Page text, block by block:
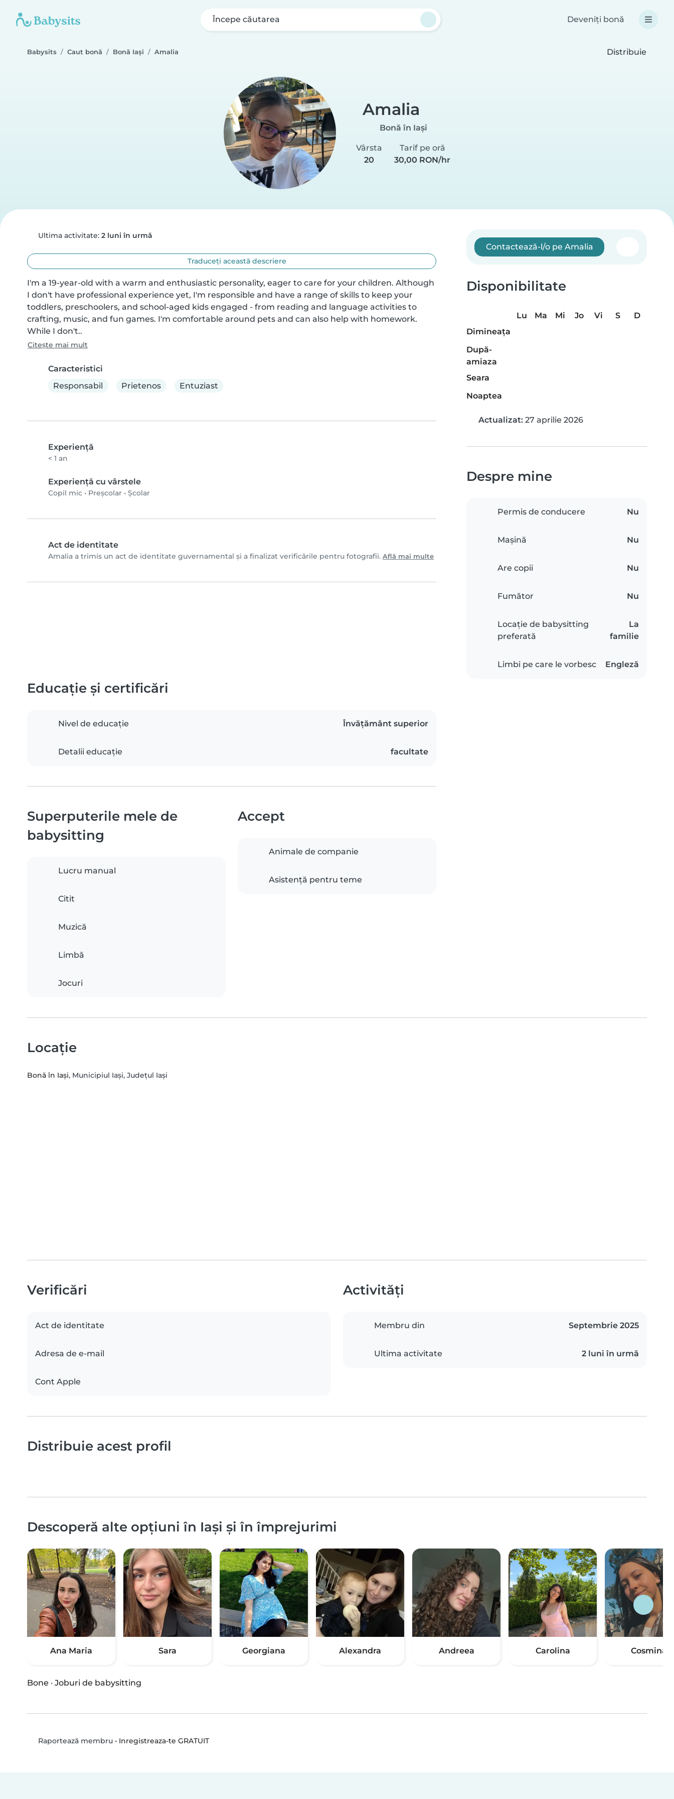
Începe căutarea Deveniți bonă
Babysits Caut bonă Bonă Iași Amalia Distribuie
Amalia
Bonă în Iași
Vârsta
20
Tarif pe oră
30,00 RON/hr
Ultima activitate: 2 luni în urmă
Traduceți această descriere
I'm a 19-year-old with a warm and enthusiastic personality, eager to care for your children. Although
I don't have professional experience yet, I'm responsible and have a range of skills to keep your
toddlers, preschoolers, and school-aged kids engaged - from reading and language activities to
crafting, music, and fun games. I'm comfortable around pets and can also help with homework.
While I don't..
Citește mai mult
Caracteristici
Responsabil
Prietenos Entuziast
Experienţă
< 1 an
Experiență cu vârstele
Copil mic • Preșcolar • Școlar
Act de identitate
Amalia a trimis un act de identitate guvernamental și a finalizat verificările pentru fotografii. Află mai multe
Contactează-l/o pe Amalia
Disponibilitate
Lu Ma Mi Jo Vi S
D
Dimineaţa
După-
amiaza
Seara
Noaptea
Actualizat: 27 aprilie 2026
Despre mine
Permis de conducere Nu
Mașină Nu
Are copii Nu
Fumător Nu
Locație de babysitting
preferată
La
familie
Limbi pe care le vorbesc Engleză
Educație și certificări
Nivel de educație Învățământ superior
Detalii educație facultate
Superputerile mele de
babysitting
Lucru manual
Citit
Muzică
Limbă
Jocuri
Accept
Animale de companie
Asistență pentru teme
Locație
Bonă în Iași, Municipiul Iaşi, Județul Iași
Verificări
Act de identitate
Adresa de e-mail
Cont Apple
Activități
Membru din Septembrie 2025
Ultima activitate 2 luni în urmă
Distribuie acest profil
Descoperă alte opțiuni în Iași și în împrejurimi
Ana Maria Sara Georgiana Alexandra Andreea Carolina Cosmina
Bone · Joburi de babysitting
Raportează membru• Inregistreaza-te GRATUIT